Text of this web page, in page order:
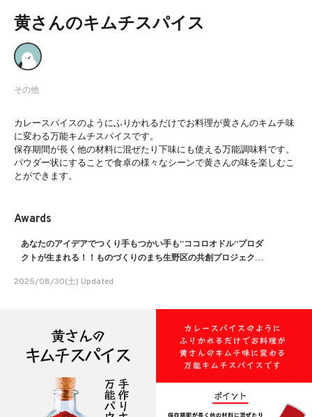
黄さんのキムチスパイス
その他
カレースパイスのようにふりかれるだけでお料理が黄さんのキムチ味
に変わる万能キムチスパイスです。
保存期間が長く他の材料に混ぜたり下味にも使える万能調味料です。
パウダー状にすることで食卓の様々なシーンで黄さんの味を楽しむこ
とができます。
Awards
あなたのアイデアでつくり手もつかい手も”ココロオドル”プロダ
クトが生まれる！！ものづくりのまち生野区の共創プロジェクト
2025/08/30(土) Updated